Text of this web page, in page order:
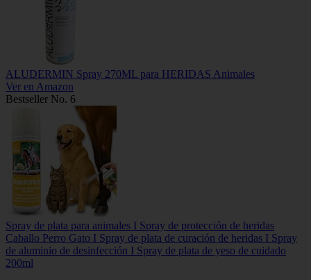
ALUDERMIN Spray 270ML para HERIDAS Animales
Ver en Amazon
Bestseller No. 6
Spray de plata para animales I Spray de protección de heridas
Caballo Perro Gato I Spray de plata de curación de heridas I Spray
de aluminio de desinfección I Spray de plata de yeso de cuidado
200ml